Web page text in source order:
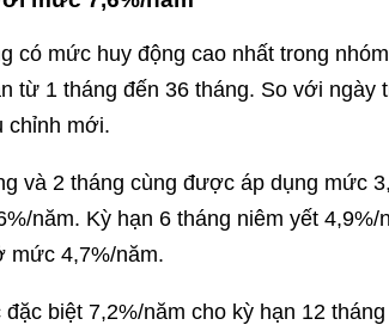
có mức huy động cao nhất trong
từ 1 tháng đến 36 tháng. So với ngày
chỉnh mới.
và 2 tháng cùng được áp dụng mức
năm. Kỳ hạn 6 tháng niêm yết 4,9%/
mức 4,7%/năm.
biệt 7,2%/năm cho kỳ hạn 12